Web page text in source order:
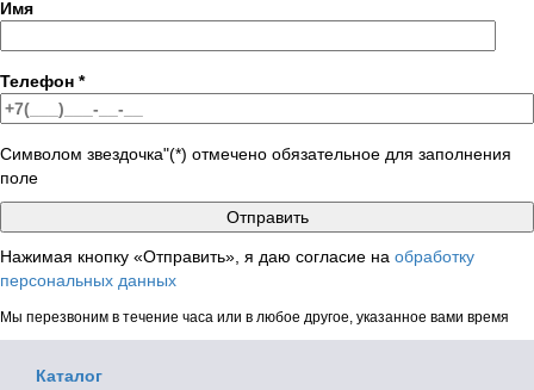
Имя
Телефон *
Символом звездочка"(*) отмечено обязательное для заполнения
поле
Нажимая кнопку «Отправить», я даю согласие на обработку
персональных данных
Мы перезвоним в течение часа или в любое другое, указанное вами время
Каталог